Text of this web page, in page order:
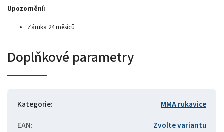
Upozornění:
Záruka 24 měsíců
Doplňkové parametry
Kategorie:
MMA rukavice
EAN: Zvolte variantu